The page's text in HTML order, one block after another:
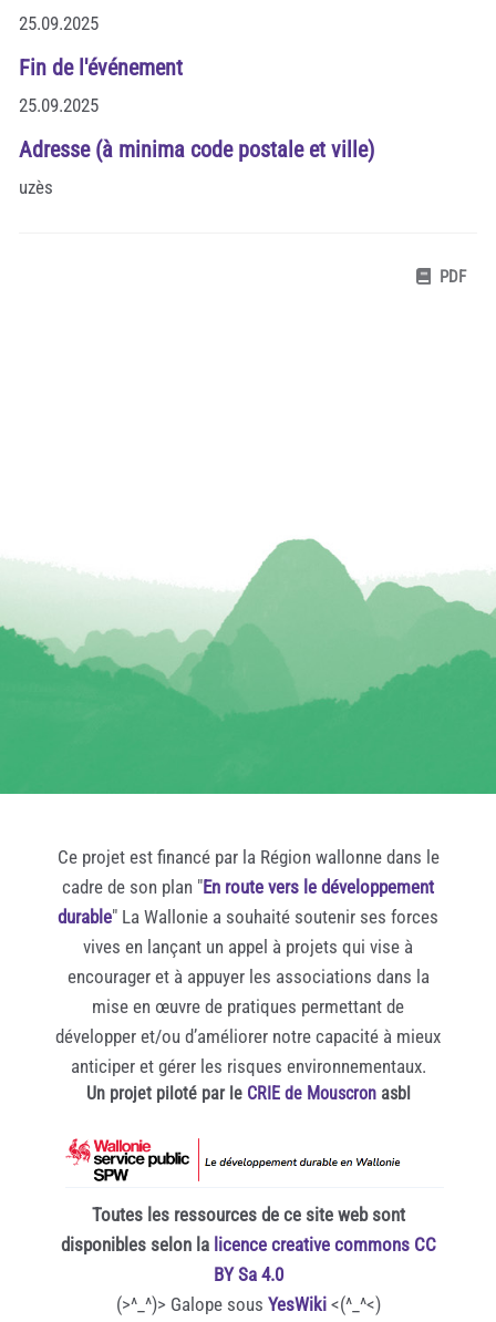
25.09.2025
Fin de l'événement
25.09.2025
Adresse (à minima code postale et ville)
uzès
PDF
Ce projet est financé par la Région wallonne dans le
cadre de son plan "En route vers le développement
durable" La Wallonie a souhaité soutenir ses forces
vives en lançant un appel à projets qui vise à
encourager et à appuyer les associations dans la
mise en œuvre de pratiques permettant de
développer et/ou d’améliorer notre capacité à mieux
anticiper et gérer les risques environnementaux.
Un projet piloté par le CRIE de Mouscronasbl
Toutes les ressources de ce site web sont
disponibles selon la licence creative commons CC
BY Sa 4.0
(>^_^)> Galope sous YesWiki<(^_^<)